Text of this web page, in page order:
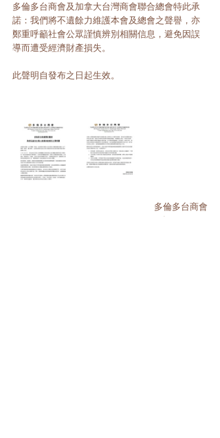
多倫多台商會及加拿大台灣商會聯合總會特此承
諾：我們將不遺餘力維護本會及總會之聲譽，亦
鄭重呼籲社會公眾謹慎辨別相關信息，避免因誤
導而遭受經濟財產損失。
此聲明自發布之日起生效。
多倫多台商會